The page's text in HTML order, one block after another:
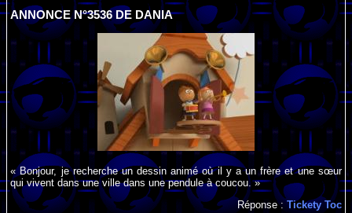
ANNONCE N°3536 DE DANIA
« Bonjour, je recherche un dessin animé où il y a un frère et une sœur
qui vivent dans une ville dans une pendule à coucou. »
Réponse :Tickety Toc